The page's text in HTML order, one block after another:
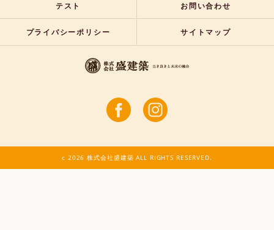
テスト お問い合わせ
プライバシーポリシー サイトマップ
c 2026 株式会社盛建築 ALL RIGHTS RESERVED.